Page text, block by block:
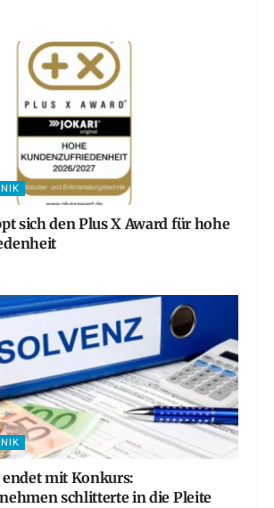
sich den Plus X Award für hohe
mit Konkurs:
schlitterte in die Pleite